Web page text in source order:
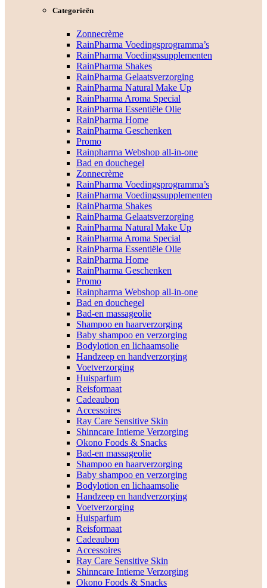
Categorieën
Zonnecrème
RainPharma Voedingsprogramma’s
RainPharma Voedingssupplementen
RainPharma Shakes
RainPharma Gelaatsverzorging
RainPharma Natural Make Up
RainPharma Aroma Special
RainPharma Essentiële Olie
RainPharma Home
RainPharma Geschenken
Promo
Rainpharma Webshop all-in-one
Bad en douchegel
Zonnecrème
RainPharma Voedingsprogramma’s
RainPharma Voedingssupplementen
RainPharma Shakes
RainPharma Gelaatsverzorging
RainPharma Natural Make Up
RainPharma Aroma Special
RainPharma Essentiële Olie
RainPharma Home
RainPharma Geschenken
Promo
Rainpharma Webshop all-in-one
Bad en douchegel
Bad-en massageolie
Shampoo en haarverzorging
Baby shampoo en verzorging
Bodylotion en lichaamsolie
Handzeep en handverzorging
Voetverzorging
Huisparfum
Reisformaat
Cadeaubon
Accessoires
Ray Care Sensitive Skin
Shinncare Intieme Verzorging
Okono Foods & Snacks
Bad-en massageolie
Shampoo en haarverzorging
Baby shampoo en verzorging
Bodylotion en lichaamsolie
Handzeep en handverzorging
Voetverzorging
Huisparfum
Reisformaat
Cadeaubon
Accessoires
Ray Care Sensitive Skin
Shinncare Intieme Verzorging
Okono Foods & Snacks